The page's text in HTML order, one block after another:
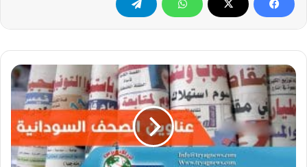
عناوين
الصحف
السودانية
الصادرة
اليوم
الجمعة